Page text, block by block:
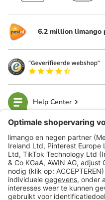
6.2 million limango
Help Center
limango
Veilig winkelen
Klantenservice